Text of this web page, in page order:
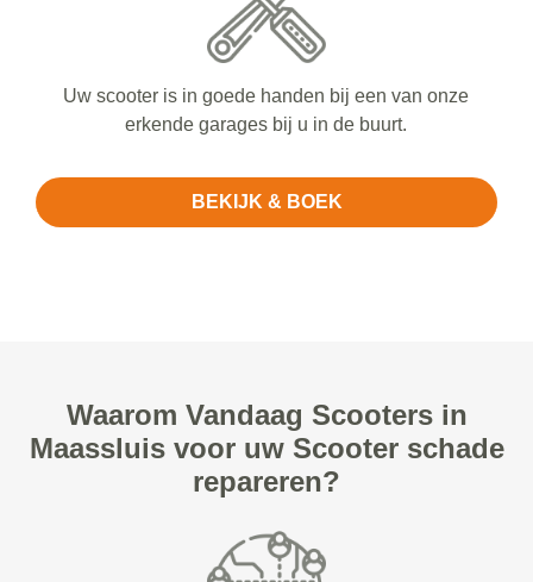
Uw scooter is in goede handen bij een van onze
erkende garages bij u in de buurt.
BEKIJK & BOEK
Waarom Vandaag Scooters in
Maassluis voor uw Scooter schade
repareren?